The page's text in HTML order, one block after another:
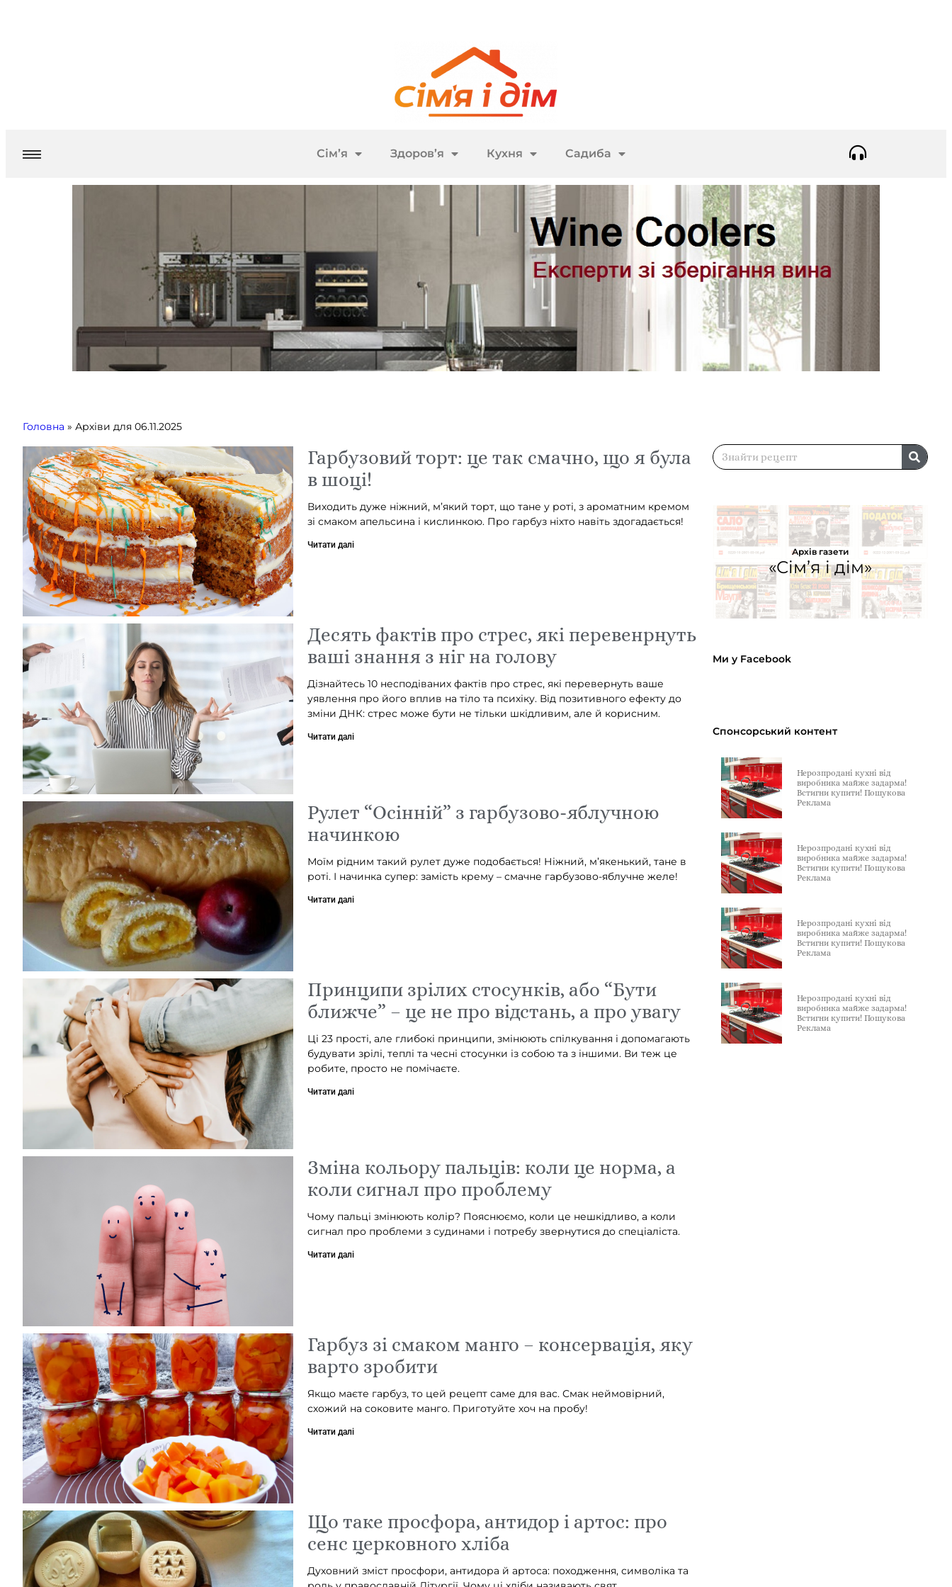
Сім’я Здоров’я Кухня Садиба
Головна » Архіви для 06.11.2025
Гарбузовий торт: це так смачно, що я була
в шоці!
Виходить дуже ніжний, м’який торт, що тане у роті, з ароматним кремом
зі смаком апельсина і кислинкою. Про гарбуз ніхто навіть здогадається!
Читати далі
Десять фактів про стрес, які перевенрнуть
ваші знання з ніг на голову
Дізнайтесь 10 несподіваних фактів про стрес, які перевернуть ваше
уявлення про його вплив на тіло та психіку. Від позитивного ефекту до
зміни ДНК: стрес може бути не тільки шкідливим, але й корисним.
Читати далі
Рулет “Осінній” з гарбузово-яблучною
начинкою
Моїм рідним такий рулет дуже подобається! Ніжний, м’якенький, тане в
роті. І начинка супер: замість крему – смачне гарбузово-яблучне желе!
Читати далі
Принципи зрілих стосунків, або “Бути
ближче” – це не про відстань, а про увагу
Ці 23 прості, але глибокі принципи, змінюють спілкування і допомагають
будувати зрілі, теплі та чесні стосунки із собою та з іншими. Ви теж це
робите, просто не помічаєте.
Читати далі
Зміна кольору пальців: коли це норма, а
коли сигнал про проблему
Чому пальці змінюють колір? Пояснюємо, коли це нешкідливо, а коли
сигнал про проблеми з судинами і потребу звернутися до спеціаліста.
Читати далі
Гарбуз зі смаком манго – консервація, яку
варто зробити
Якщо маєте гарбуз, то цей рецепт саме для вас. Смак неймовірний,
схожий на соковите манго. Приготуйте хоч на пробу!
Читати далі
Що таке просфора, антидор і артос: про
сенс церковного хліба
Духовний зміст просфори, антидора й артоса: походження, символіка та
Архів газети
«Сім’я і дім»
Ми у Facebook
Спонсорський контент
Нерозпродані кухні від
виробника майже задарма!
Встигни купити! Пошукова
Реклама
Нерозпродані кухні від
виробника майже задарма!
Встигни купити! Пошукова
Реклама
Нерозпродані кухні від
виробника майже задарма!
Встигни купити! Пошукова
Реклама
Нерозпродані кухні від
виробника майже задарма!
Встигни купити! Пошукова
Реклама